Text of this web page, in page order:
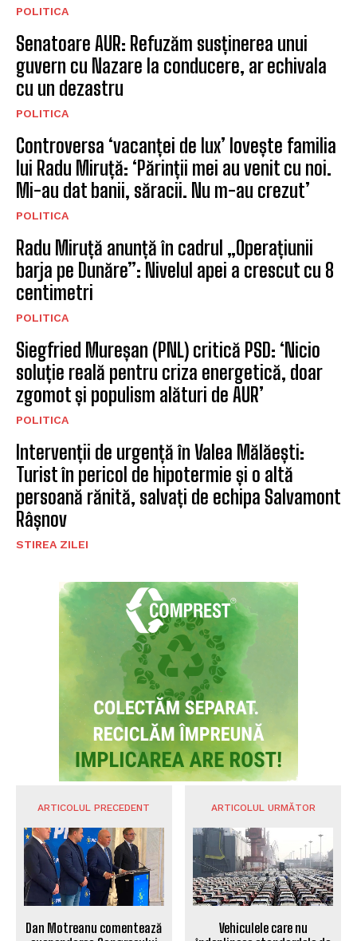
POLITICA
Senatoare AUR: Refuzăm susținerea unui
guvern cu Nazare la conducere, ar echivala
cu un dezastru
POLITICA
Controversa ‘vacanței de lux’ lovește familia
lui Radu Miruță: ‘Părinții mei au venit cu noi.
Mi-au dat banii, săracii. Nu m-au crezut’
POLITICA
Radu Miruță anunță în cadrul „Operațiunii
barja pe Dunăre”: Nivelul apei a crescut cu 8
centimetri
POLITICA
Siegfried Mureșan (PNL) critică PSD: ‘Nicio
soluție reală pentru criza energetică, doar
zgomot și populism alături de AUR’
POLITICA
Intervenții de urgență în Valea Mălăești:
Turist în pericol de hipotermie și o altă
persoană rănită, salvați de echipa Salvamont
Râșnov
STIREA ZILEI
ARTICOLUL PRECEDENT
Dan Motreanu comentează
ARTICOLUL URMĂTOR
Vehiculele care nu